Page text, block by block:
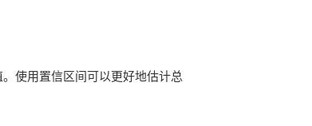
使用置信区间可以更好地估计总